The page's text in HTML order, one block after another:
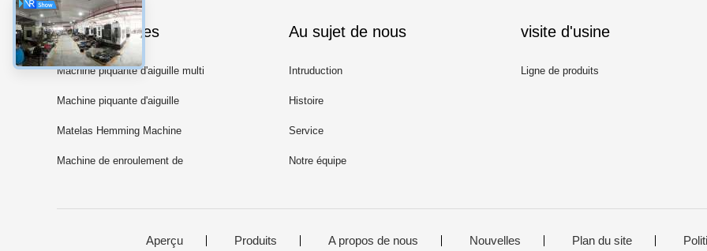
Les catégories
Machine piquante d'aiguille multi
Machine piquante d'aiguille
simple
Matelas Hemming Machine
Machine de enroulement de
Au sujet de nous
Intruduction
Histoire
Service
Notre équipe
visite d'usine
Ligne de produits
Aperçu Produits A propos de nous Nouvelles Plan du site